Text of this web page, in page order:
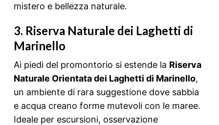
mistero e bellezza naturale.
3. Riserva Naturale dei Laghetti di
Marinello
Ai piedi del promontorio si estende la Riserva
Naturale Orientata dei Laghetti di Marinello,
un ambiente di rara suggestione dove sabbia
e acqua creano forme mutevoli con le maree.
Ideale per escursioni, osservazione